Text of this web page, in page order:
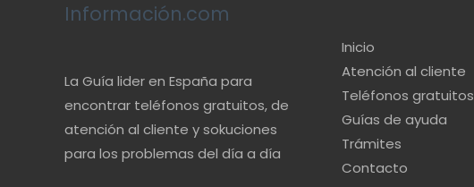
Información.com
La Guía lider en España para
encontrar teléfonos gratuitos, de
atención al cliente y sokuciones
para los problemas del día a día
Inicio
Atención al cliente
Teléfonos gratuitos
Guías de ayuda
Trámites
Contacto